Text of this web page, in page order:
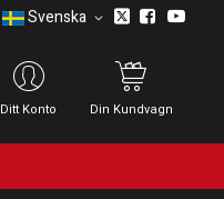
Svenska
Ditt Konto Din Kundvagn